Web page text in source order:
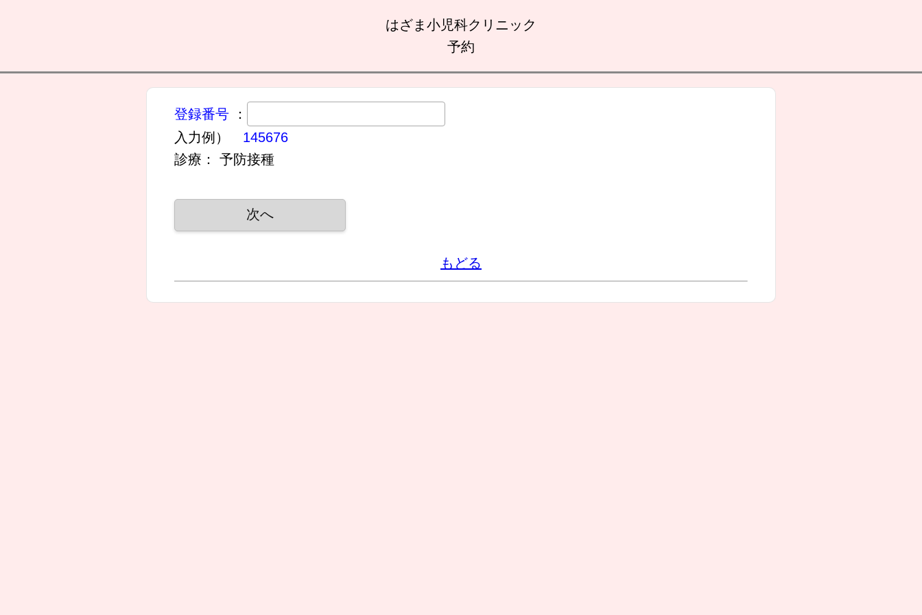
はざま小児科クリニック
予約
登録番号 ：
入力例） 145676
診療： 予防接種
もどる